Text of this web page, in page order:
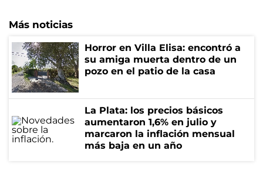
Más noticias
Horror en Villa Elisa: encontró a
su amiga muerta dentro de un
pozo en el patio de la casa
La Plata: los precios básicos
aumentaron 1,6% en julio y
marcaron la inflación mensual
más baja en un año